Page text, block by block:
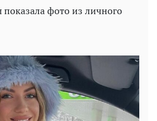
показала фото из личного